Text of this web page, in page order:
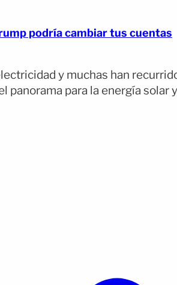
podría cambiar tus cuentas
y muchas han
para la energía